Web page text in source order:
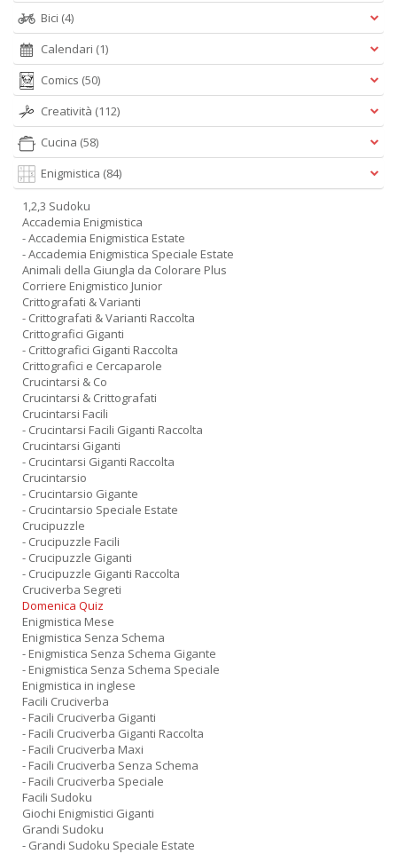
Bici (4)
Calendari (1)
Comics (50)
Creatività (112)
Cucina (58)
Enigmistica (84)
1,2,3 Sudoku
Accademia Enigmistica
- Accademia Enigmistica Estate
- Accademia Enigmistica Speciale Estate
Animali della Giungla da Colorare Plus
Corriere Enigmistico Junior
Crittografati & Varianti
- Crittografati & Varianti Raccolta
Crittografici Giganti
- Crittografici Giganti Raccolta
Crittografici e Cercaparole
Crucintarsi & Co
Crucintarsi & Crittografati
Crucintarsi Facili
- Crucintarsi Facili Giganti Raccolta
Crucintarsi Giganti
- Crucintarsi Giganti Raccolta
Crucintarsio
- Crucintarsio Gigante
- Crucintarsio Speciale Estate
Crucipuzzle
- Crucipuzzle Facili
- Crucipuzzle Giganti
- Crucipuzzle Giganti Raccolta
Cruciverba Segreti
Domenica Quiz
Enigmistica Mese
Enigmistica Senza Schema
- Enigmistica Senza Schema Gigante
- Enigmistica Senza Schema Speciale
Enigmistica in inglese
Facili Cruciverba
- Facili Cruciverba Giganti
- Facili Cruciverba Giganti Raccolta
- Facili Cruciverba Maxi
- Facili Cruciverba Senza Schema
- Facili Cruciverba Speciale
Facili Sudoku
Giochi Enigmistici Giganti
Grandi Sudoku
- Grandi Sudoku Speciale Estate